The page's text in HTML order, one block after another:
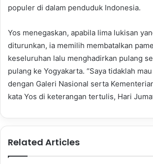
populer di dalam penduduk Indonesia.
Yos menegaskan, apabila lima lukisan
diturunkan, ia memilih membatalkan
keseluruhan lalu menghadirkan pulang
pulang ke Yogyakarta. “Saya tidaklah
dengan Galeri Nasional serta
kata Yos di keterangan tertulis, Hari
Related Articles